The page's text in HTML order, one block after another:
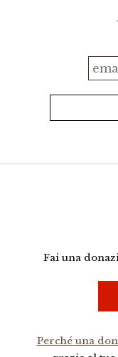
Fai una
Perché una